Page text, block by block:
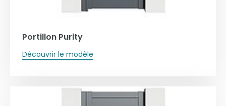
Portillon Purity
Découvrir le modèle